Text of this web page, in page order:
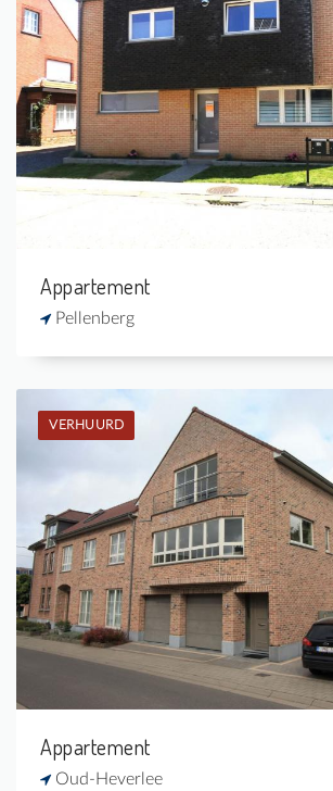
Verhuurd: Appartement
2
-
1
-
Appartement
Pellenberg
VERHUURD
Verhuurd: Appartement
2
-
1
-
Appartement
Oud-Heverlee